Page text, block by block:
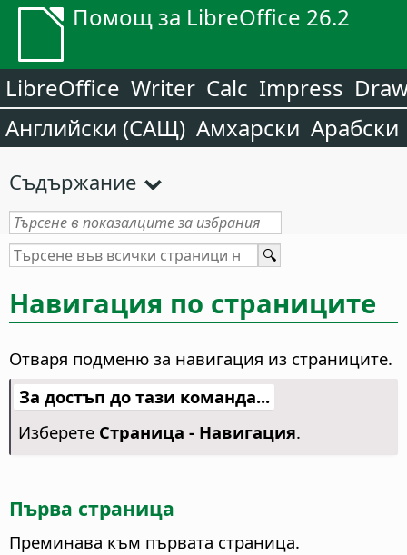
Помощ за LibreOffice 26.2
LibreOffice Writer Calc Impress
Английски (САЩ) Амхарски Арабски
Съдържание
Навигация по страниците
Отваря подменю за навигация из страниците.
За достъп до тази команда...
Изберете Страница - Навигация.
Първа страница
Преминава към първата страница.